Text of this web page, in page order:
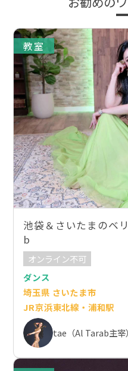
教室
池袋＆さいたまのベ
b
オンライン不可
ダンス
埼玉県 さいたま市
JR京浜東北線・浦和駅
tae（Al Tarab主宰）